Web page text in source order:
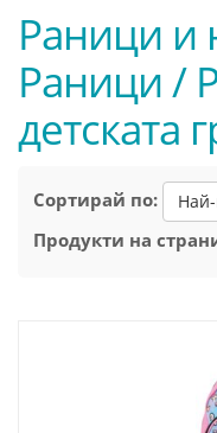
Раници и
Раници /
детската
Сортирай по:
Продукти на